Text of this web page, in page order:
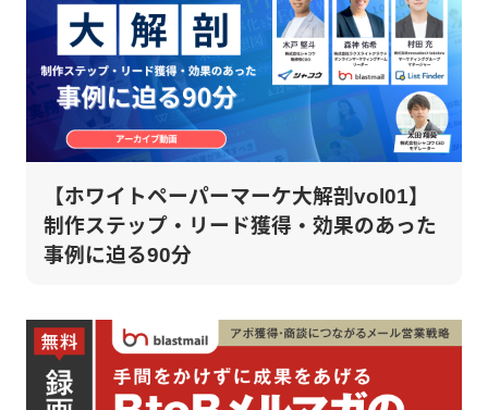
【ホワイトペーパーマーケ大解剖vol01】
制作ステップ・リード獲得・効果のあった
事例に迫る90分